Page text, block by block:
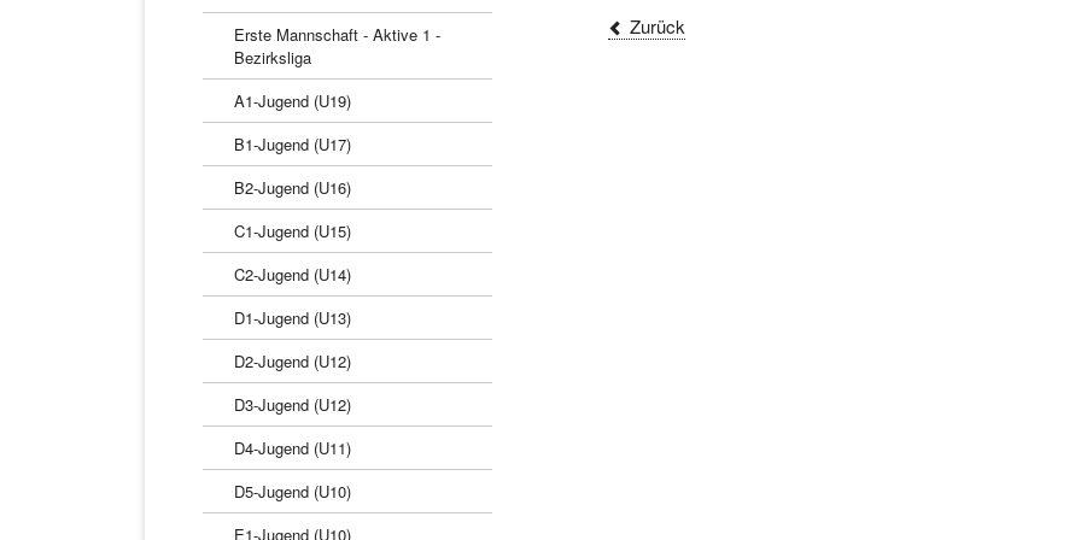
Zurück
Erste Mannschaft - Aktive 1 -
Bezirksliga
A1-Jugend (U19)
B1-Jugend (U17)
B2-Jugend (U16)
C1-Jugend (U15)
C2-Jugend (U14)
D1-Jugend (U13)
D2-Jugend (U12)
D3-Jugend (U12)
D4-Jugend (U11)
D5-Jugend (U10)
E1-Jugend (U10)